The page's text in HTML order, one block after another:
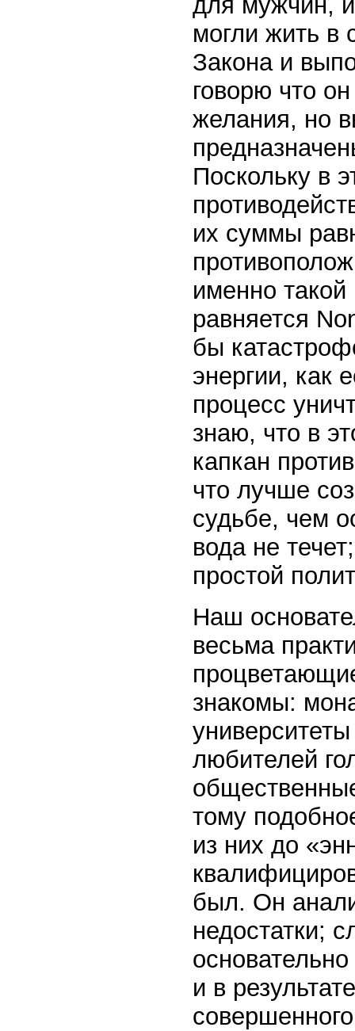
могли жить в
Закона и
говорю что
желания, но
Поскольку в
их суммы
именно такой
равняется
бы
энергии, как
процесс
знаю, что в
капкан
что лучше
судьбе, чем
вода не
простой
Наш
весьма
знакомы:
любителей
тому
из них до
был. Он
недостатки;
и в